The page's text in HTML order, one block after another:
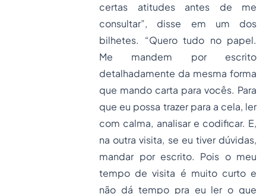
certas atitudes antes de me
consultar”, disse em um dos
bilhetes. “Quero tudo no papel.
Me mandem por escrito
detalhadamente da mesma forma
que mando carta para vocês. Para
que eu possa trazer para a cela, ler
com calma, analisar e codificar. E,
na outra visita, se eu tiver dúvidas,
mandar por escrito. Pois o meu
tempo de visita é muito curto e
não dá tempo pra eu ler o que